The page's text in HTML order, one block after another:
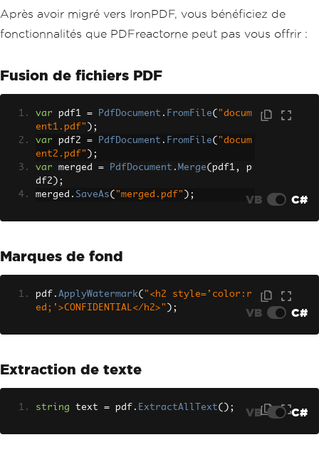
Après avoir migré vers IronPDF, vous bénéficiez de
fonctionnalités que PDFreactorne peut pas vous offrir :
Fusion de fichiers PDF
var pdf1 = PdfDocument . FromFile( "docum
ent1.pdf" );
var pdf2 = PdfDocument . FromFile( "docum
ent2.pdf" );
var merged = PdfDocument . Merge( pdf1,
p
df2 );
merged . SaveAs( "merged.pdf" ); VB C#
Marques de fond
pdf . ApplyWatermark( "<h2 style='color:r
ed;'>CONFIDENTIAL</h2>" ); VB C#
Extraction de texte
string text = pdf . ExtractAllText(); VB C#